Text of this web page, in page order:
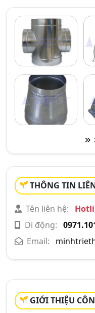
THÔNG TIN
Tên liên hệ:
Di động:
Email:
GIỚI THIỆU